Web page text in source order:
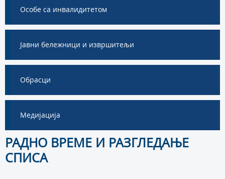
Особе са инвалидитетом
Јавни бележници и извршитељи
Обрасци
Медијација
РАДНО ВРЕМЕ И РАЗГЛЕДАЊЕ
СПИСА